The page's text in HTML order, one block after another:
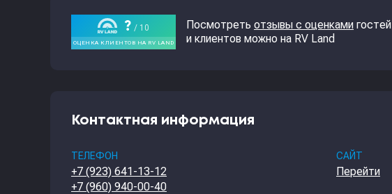
Посмотреть отзывы с оценками гостей
и клиентов можно на RV Land
Контактная информация
ТЕЛЕФОН
+7 (923) 641-13-12
+7 (960) 940-00-40
САЙТ
Перейти